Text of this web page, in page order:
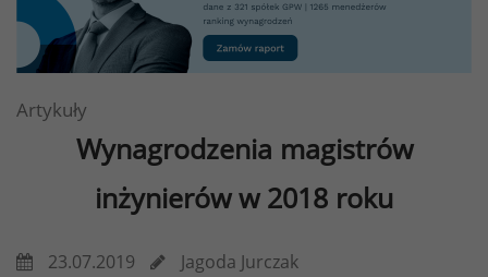
Artykuły
Wynagrodzenia magistrów
inżynierów w 2018 roku
23.07.2019 Jagoda Jurczak